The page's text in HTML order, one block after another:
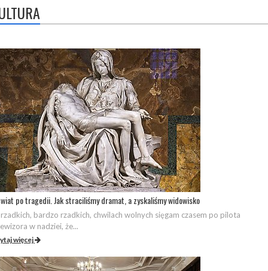
po tragedii. Jak straciliśmy dramat, a zyskaliśmy widowisko
bardzo rzadkich, chwilach wolnych sięgam czasem po pilota
w nadziei, że...
więcej